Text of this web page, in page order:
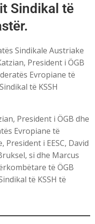
Sindikal të
Sindikale Austriake
President i ÖGB
Evropiane të
të KSSH
President i ÖGB dhe
Evropiane të
President i EESC, David
si dhe Marcus
të ÖGB
të KSSH të